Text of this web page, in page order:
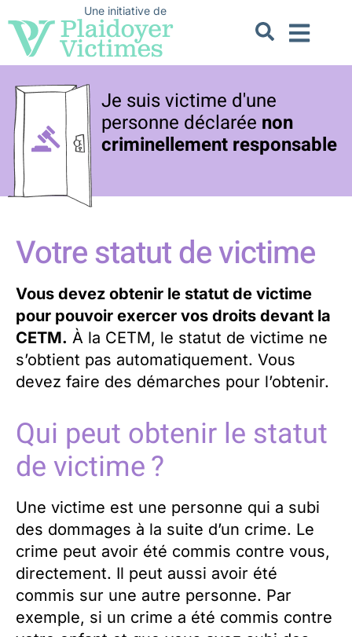
Une initiative de
Je suis victime d'une
personne déclarée non
criminellement responsable
Votre statut de victime
Vous devez obtenir le statut de victime
pour pouvoir exercer vos droits devant la
CETM. À la CETM, le statut de victime ne
s’obtient pas automatiquement. Vous
devez faire des démarches pour l’obtenir.
Qui peut obtenir le statut
de victime ?
Une victime est une personne qui a subi
des dommages à la suite d’un crime. Le
crime peut avoir été commis contre vous,
directement. Il peut aussi avoir été
commis sur une autre personne. Par
exemple, si un crime a été commis contre